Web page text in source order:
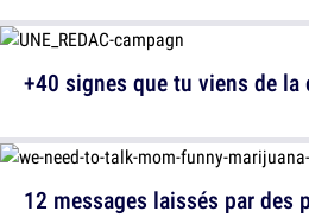
12 messages laissés par des
+40 signes que tu viens de la